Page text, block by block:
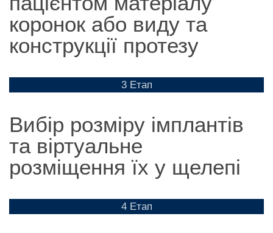
коронок або виду та
конструкції протезу
3 Етап
Вибір розміру імплантів
та віртуальне
розміщення їх у щелепі
4 Етап